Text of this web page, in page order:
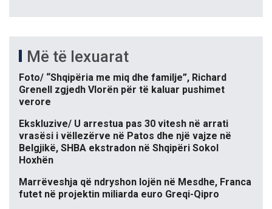
Më të lexuarat
Foto/ “Shqipëria me miq dhe familje”, Richard
Grenell zgjedh Vlorën për të kaluar pushimet
verore
Ekskluzive/ U arrestua pas 30 vitesh në arrati
vrasësi i vëllezërve në Patos dhe një vajze në
Belgjikë, SHBA ekstradon në Shqipëri Sokol
Hoxhën
Marrëveshja që ndryshon lojën në Mesdhe, Franca
futet në projektin miliarda euro Greqi-Qipro